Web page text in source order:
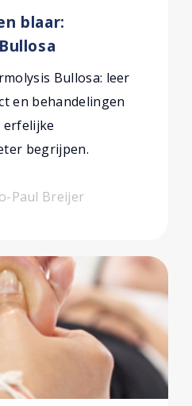
blaar:
Bullosa: leer
en behandelingen
erfelijke
begrijpen.
Paul Breijer